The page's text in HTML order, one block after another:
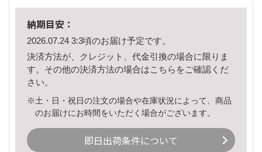
納期目安：
2026.07.24 3:3頃のお届け予定です。
決済方法が、クレジット、代金引換の場合に限りま
す。その他の決済方法の場合はこちら をご確認くだ
さい。
※土・日・祝日の注文の場合や在庫状況によって、商品
のお届けにお時間をいただく場合がございます。
即日出荷条件について